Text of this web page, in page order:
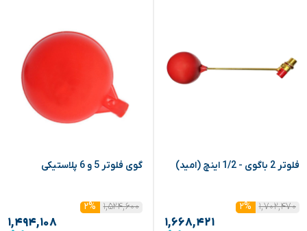
فلوتر 2 باگوی - 1/2 اینچ (امید)
۱,۷۰۲,۴۷۰ ۲%
۱,۶۶۸,۴۲۱
گوی فلوتر 5 و 6 پلاستیکی
۱,۵۲۴,۶۰۰ ۲%
۱,۴۹۴,۱۰۸